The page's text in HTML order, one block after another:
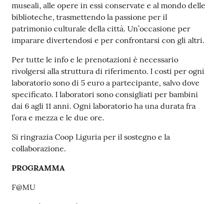
museali, alle opere in essi conservate e al mondo delle
biblioteche, trasmettendo la passione per il
patrimonio culturale della città. Un’occasione per
imparare divertendosi e per confrontarsi con gli altri.
Per tutte le info e le prenotazioni è necessario
rivolgersi alla struttura di riferimento. I costi per ogni
laboratorio sono di 5 euro a partecipante, salvo dove
specificato. I laboratori sono consigliati per bambini
dai 6 agli 11 anni. Ogni laboratorio ha una durata fra
l’ora e mezza e le due ore.
Si ringrazia Coop Liguria per il sostegno e la
collaborazione.
PROGRAMMA
F@MU